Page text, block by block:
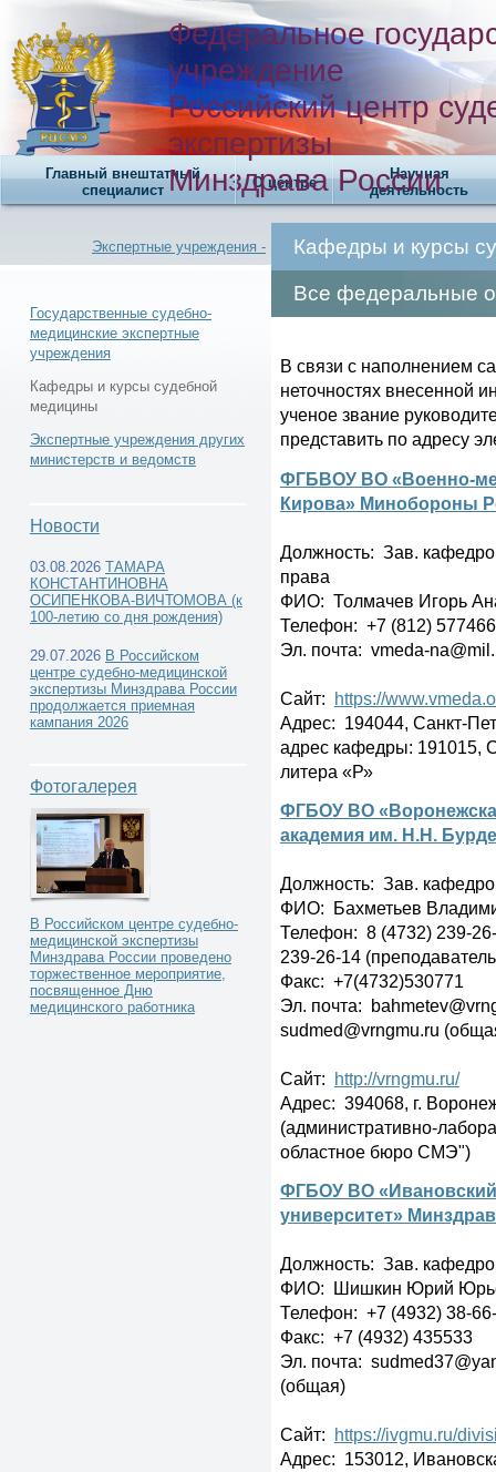
Федеральное
учреждение
Российский центр
экспертизы
Минздрава России
Главный внештатный
специалист
О центре
Научная
деятельность
Экспертные учреждения -
Учреждения высшего
профессионального образования -
кафедры и курсы судебной медицины -
Кафедры и курсы
Государственные судебно-
медицинские экспертные
учреждения
Кафедры и курсы судебной
медицины
Экспертные учреждения других
министерств и ведомств
Новости
03.08.2026 ТАМАРА
КОНСТАНТИНОВНА
ОСИПЕНКОВА-ВИЧТОМОВА (к
100-летию со дня рождения)
29.07.2026 В Российском
центре судебно-медицинской
экспертизы Минздрава России
продолжается приемная
кампания 2026
Фотогалерея
В Российском центре судебно-
медицинской экспертизы
Минздрава России проведено
торжественное мероприятие,
посвященное Дню
медицинского работника
Все федеральные
В связи с наполнением
неточностях внесенной
ученое звание
представить по адресу
ФГБВОУ ВО «Военно-
Кирова» Минобороны
Должность: Зав.
права
ФИО: Толмачев Игорь
Телефон: +7 (812)
Эл. почта: vmeda-
Сайт: https://
Адрес: 194044, Санкт-
адрес кафедры: 191015,
литера «Р»
ФГБОУ ВО
академия им. Н.Н.
Должность: Зав.
ФИО: Бахметьев
Телефон: 8 (4732) 239-
239-26-14
Факс: +7(4732)530771
Эл. почта:
sudmed@vrngmu.ru
Сайт: http://vrngmu.ru/
Адрес: 394068, г.
(административно-
областное бюро СМЭ")
ФГБОУ ВО
университет»
Должность: Зав.
ФИО: Шишкин Юрий
Телефон: +7 (4932) 38-
Факс: +7 (4932) 435533
Эл. почта:
(общая)
Сайт:
https://ivgmu.ru/
Адрес: 153012,